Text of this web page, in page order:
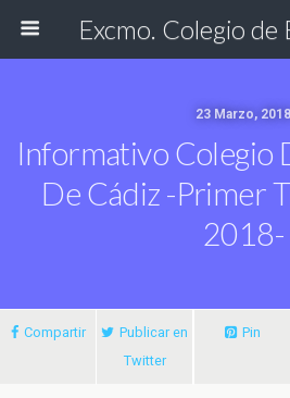
23 Marzo, 2018
Informativo Colegio
De Cádiz -Primer
2018-
Compartir
Publicar en
Twitter
Pin